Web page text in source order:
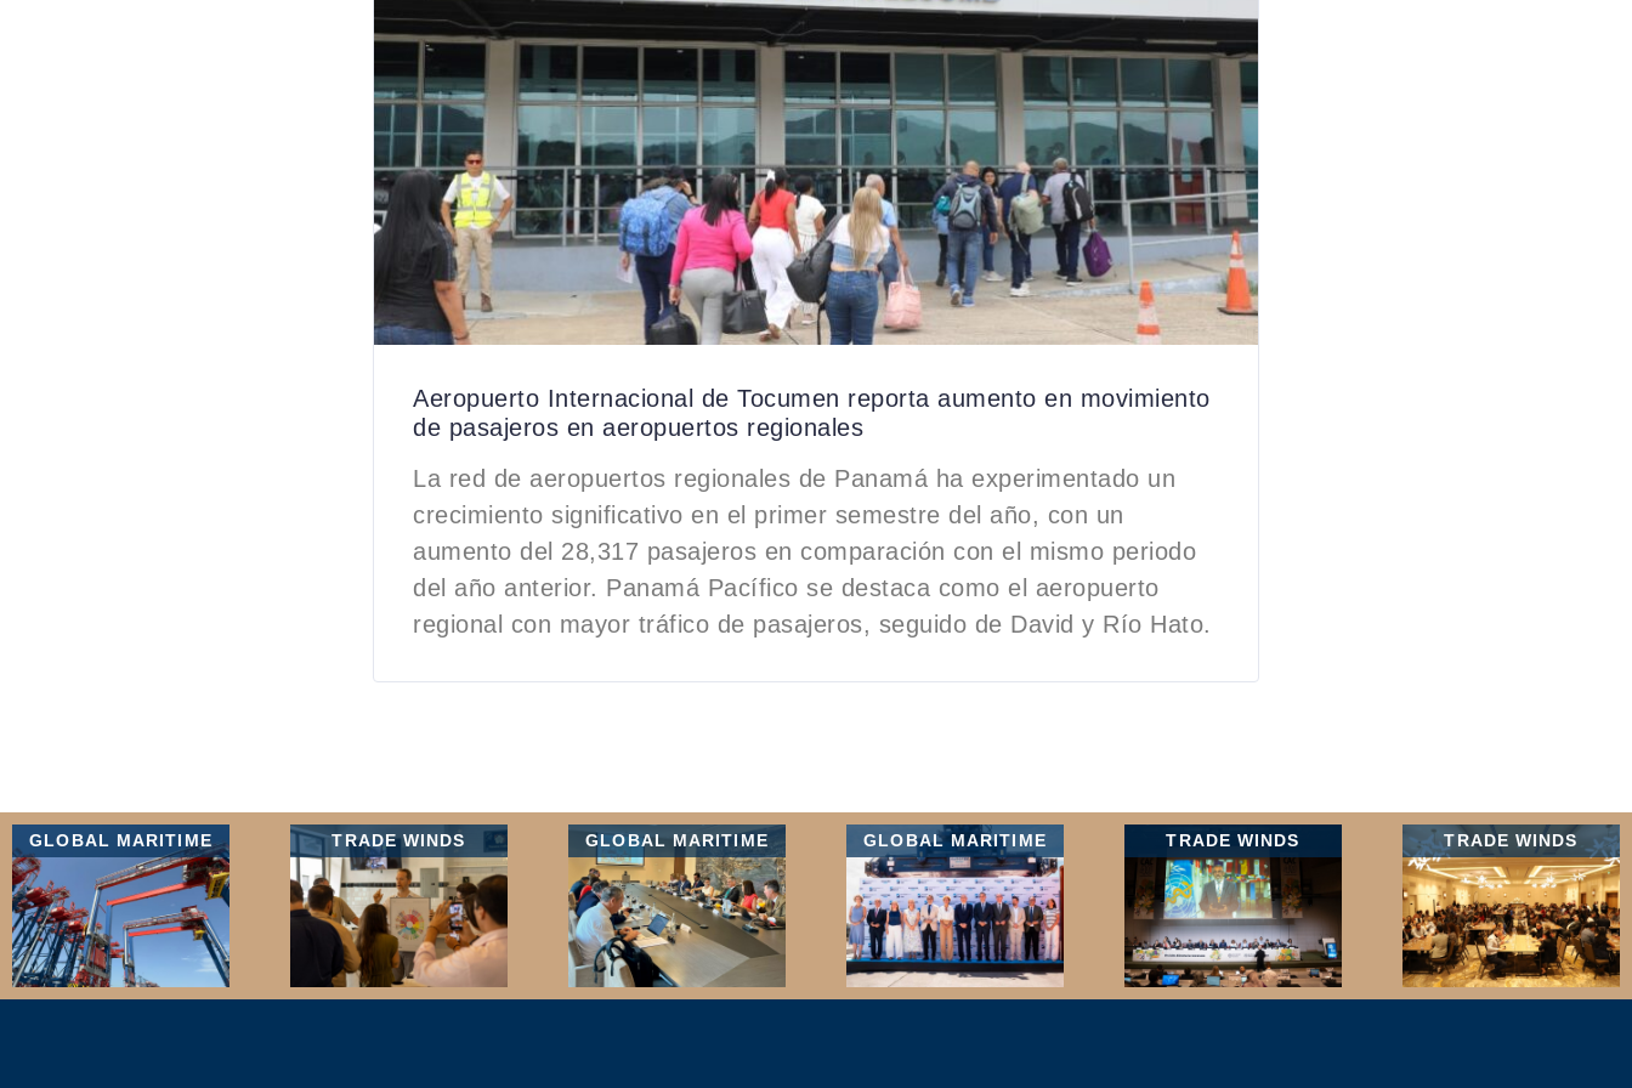
Aeropuerto Internacional de Tocumen reporta aumento en movimiento
de pasajeros en aeropuertos regionales
La red de aeropuertos regionales de Panamá ha experimentado un
crecimiento significativo en el primer semestre del año, con un
aumento del 28,317 pasajeros en comparación con el mismo periodo
del año anterior. Panamá Pacífico se destaca como el aeropuerto
regional con mayor tráfico de pasajeros, seguido de David y Río Hato.
GLOBAL MARITIME TRADE WINDS GLOBAL MARITIME GLOBAL MARITIME TRADE WINDS TRADE WINDS